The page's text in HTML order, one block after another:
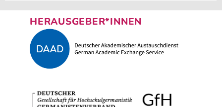
HERAUSGEBER*INNEN